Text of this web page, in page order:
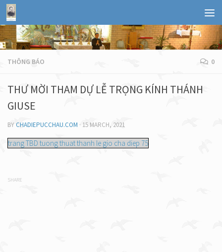
THÔNG BÁO 0
THƯ MỜI THAM DỰ LỄ TRỌNG KÍNH THÁNH
GIUSE
BY CHADIEPUCCHAU.COM · 15 MARCH, 2021
trang TBD tuong thuat thanh le gio cha diep 75
SHARE